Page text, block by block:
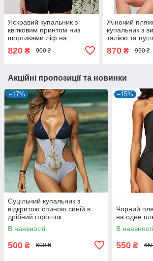
Яскравий купальник з
квітковим принтом низ
шортиками ліф на
820 ₴ 900 ₴
Жіночий
купальник з
талією та
870₴ 950 ₴
Акційні пропозиції та новинки
–17%
Суцільний купальник з
відкритою спиною синій в
дрібний горошок
В наявності
500 ₴ 600 ₴
–15%
Чорний
на одне
В наявності
550 ₴